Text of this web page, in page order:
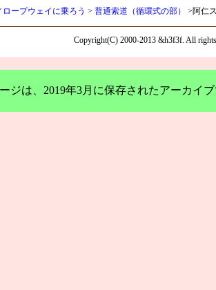
ープウェイに乗ろう > 普通索道（循環式の部） >阿仁
Copyright(C) 2000-2013 &h3f3f. All
ジは、2019年3月に保存されたアーカイ